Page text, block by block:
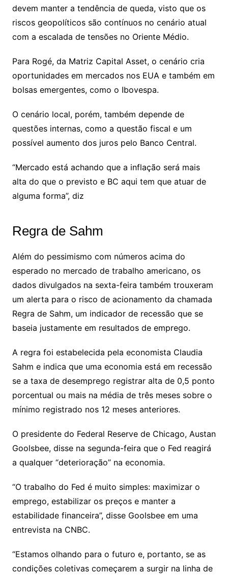
devem manter a tendência de queda, visto que os
riscos geopolíticos são contínuos no cenário atual
com a escalada de tensões no Oriente Médio.
Para Rogé, da Matriz Capital Asset, o cenário cria
oportunidades em mercados nos EUA e também em
bolsas emergentes, como o Ibovespa.
O cenário local, porém, também depende de
questões internas, como a questão fiscal e um
possível aumento dos juros pelo Banco Central.
“Mercado está achando que a inflação será mais
alta do que o previsto e BC aqui tem que atuar de
alguma forma”, diz
Regra de Sahm
Além do pessimismo com números acima do
esperado no mercado de trabalho americano, os
dados divulgados na sexta-feira também trouxeram
um alerta para o risco de acionamento da chamada
Regra de Sahm, um indicador de recessão que se
baseia justamente em resultados de emprego.
A regra foi estabelecida pela economista Claudia
Sahm e indica que uma economia está em recessão
se a taxa de desemprego registrar alta de 0,5 ponto
porcentual ou mais na média de três meses sobre o
mínimo registrado nos 12 meses anteriores.
O presidente do Federal Reserve de Chicago, Austan
Goolsbee, disse na segunda-feira que o Fed reagirá
a qualquer “deterioração” na economia.
“O trabalho do Fed é muito simples: maximizar o
emprego, estabilizar os preços e manter a
estabilidade financeira”, disse Goolsbee em uma
entrevista na CNBC.
“Estamos olhando para o futuro e, portanto, se as
condições coletivas começarem a surgir na linha de